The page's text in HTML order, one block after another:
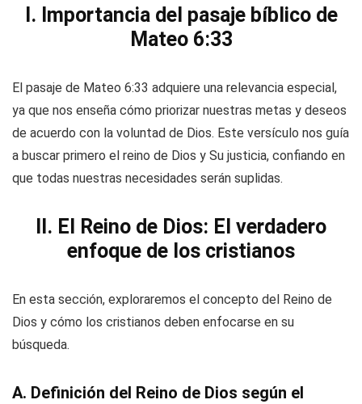
I. Importancia del pasaje bíblico de
Mateo 6:33
El pasaje de Mateo 6:33 adquiere una relevancia especial,
ya que nos enseña cómo priorizar nuestras metas y deseos
de acuerdo con la voluntad de Dios. Este versículo nos guía
a buscar primero el reino de Dios y Su justicia, confiando en
que todas nuestras necesidades serán suplidas.
II. El Reino de Dios: El verdadero
enfoque de los cristianos
En esta sección, exploraremos el concepto del Reino de
Dios y cómo los cristianos deben enfocarse en su
búsqueda.
A. Definición del Reino de Dios según el